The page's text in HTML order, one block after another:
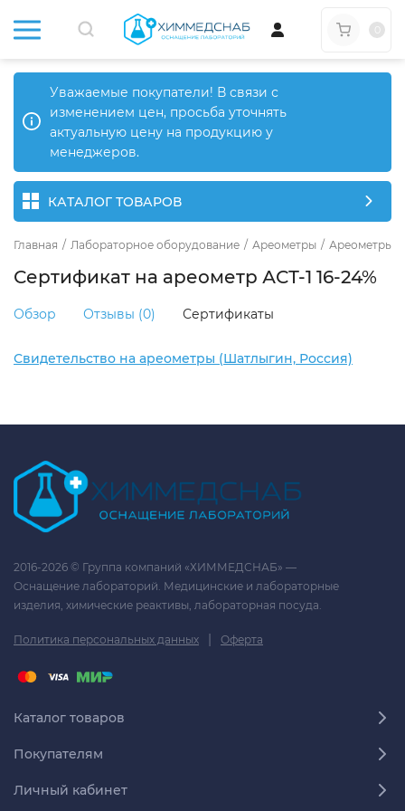
Уважаемые покупатели! В связи с
изменением цен, просьба уточнять
актуальную цену на продукцию у
менеджеров.
КАТАЛОГ ТОВАРОВ
Главная / Лабораторное оборудование / Ареометры / Ареометры
Сертификат на ареометр АСТ-1 16-24%
Обзор Отзывы (0) Сертификаты
Свидетельство на ареометры (Шатлыгин, Россия)
2016-2026 © Группа компаний «ХИММЕДСНАБ» —
Оснащение лабораторий. Медицинские и лабораторные
изделия, химические реактивы, лабораторная посуда.
Политика персональных данных | Оферта
Каталог товаров
Покупателям
Личный кабинет